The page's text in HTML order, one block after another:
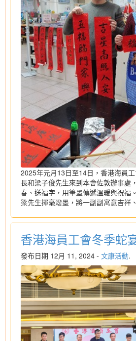
2025年元月13日至14日，香港海員
長和梁子俊先生來到本會佐敦辦事處
春、送福字，用筆墨傳遞溫暖與祝福
梁先生揮毫潑墨，將一副副寓意吉祥
香港海員工會冬季蛇
發布日期 12月 11, 2024 - 文康活動.